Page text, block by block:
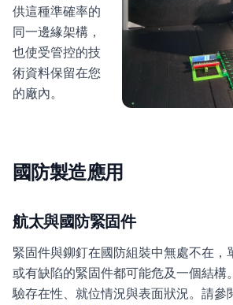
供這種準確率的
同一邊緣架構，
也使受管控的技
術資料保留在您
的廠內。
國防製造應用
航太與國防緊固件
緊固件與鉚釘在國防組裝中無處不在，
或有缺陷的緊固件都可能危及一個結構
驗存在性、就位情況與表面狀況。請參